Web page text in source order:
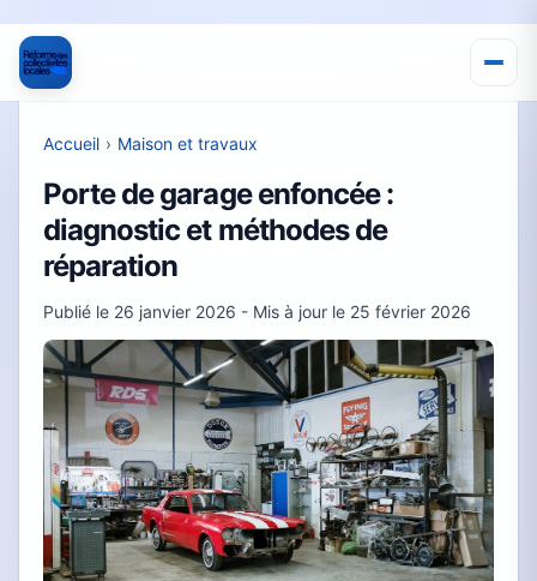
Accueil › Maison et travaux
Porte de garage enfoncée :
diagnostic et méthodes de
réparation
Publié le 26 janvier 2026 - Mis à jour le 25 février 2026